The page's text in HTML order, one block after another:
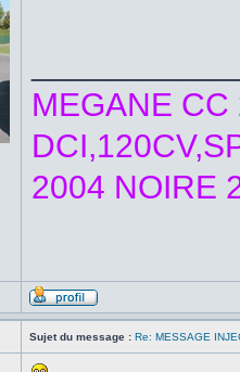
MEGANE
2004 NOIRE
Sujet du message : Re: MESSAGE